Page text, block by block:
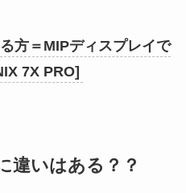
方＝MIPディスプレイで
7X PRO]
違いはある？？